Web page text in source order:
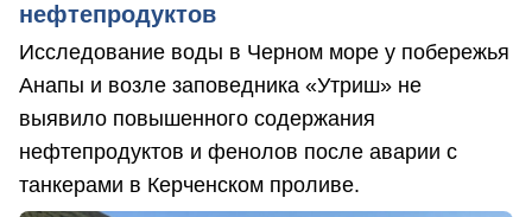
нефтепродуктов
Исследование воды в Черном море у побережья
Анапы и возле заповедника «Утриш» не
выявило повышенного содержания
нефтепродуктов и фенолов после аварии с
танкерами в Керченском проливе.